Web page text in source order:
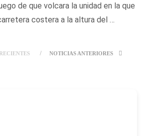
de que volcara la unidad en la que
costera a la altura del …
NOTICIAS ANTERIORES